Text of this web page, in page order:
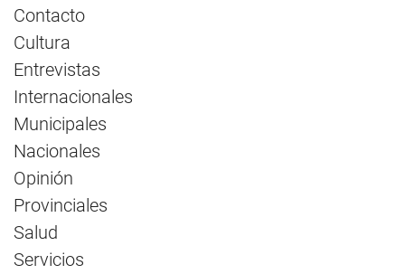
Contacto
Cultura
Entrevistas
Internacionales
Municipales
Nacionales
Opinión
Provinciales
Salud
Servicios